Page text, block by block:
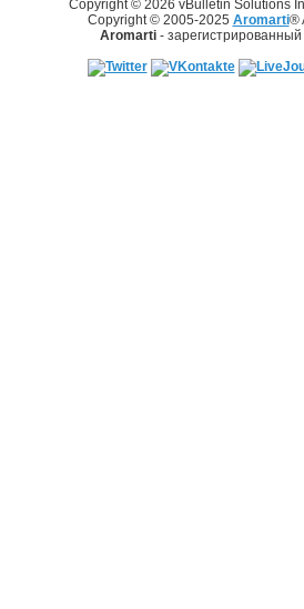
Copyright © 2026 vBulletin Solutions
Copyright © 2005-2025 Aromarti®
Aromarti-